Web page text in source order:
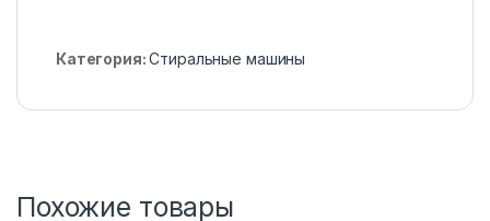
Категория:Стиральные машины
Похожие товары